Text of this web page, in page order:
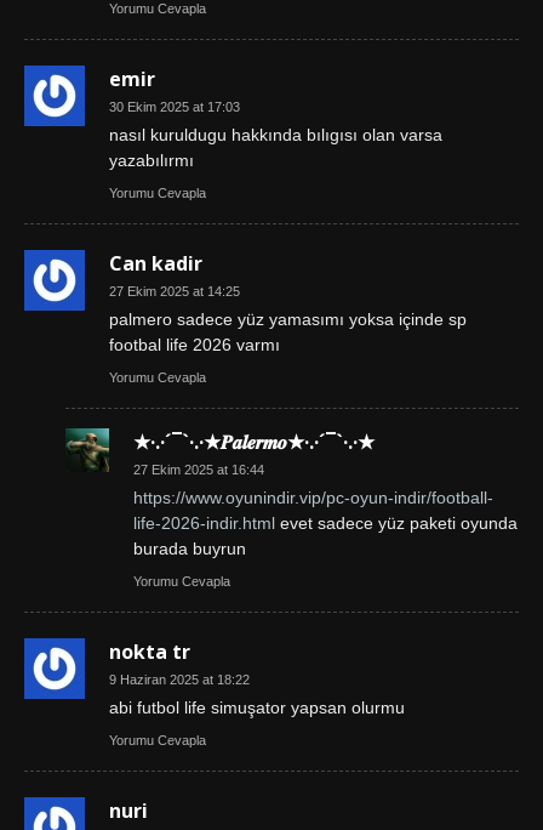
Yorumu Cevapla
emir
30 Ekim 2025 at 17:03
nasıl kuruldugu hakkında bılıgısı olan varsa
yazabılırmı
Yorumu Cevapla
Can kadir
27 Ekim 2025 at 14:25
palmero sadece yüz yamasımı yoksa içinde sp
footbal life 2026 varmı
Yorumu Cevapla
★·.·´¯`·.·★𝑷𝒂𝒍𝒆𝒓𝒎𝒐★·.·´¯`·.·★
27 Ekim 2025 at 16:44
https://www.oyunindir.vip/pc-oyun-indir/football-
life-2026-indir.html evet sadece yüz paketi oyunda
burada buyrun
Yorumu Cevapla
nokta tr
9 Haziran 2025 at 18:22
abi futbol life simuşator yapsan olurmu
Yorumu Cevapla
nuri